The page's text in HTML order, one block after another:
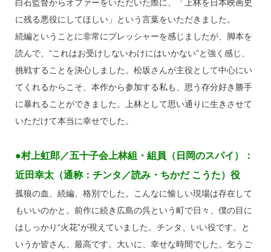
白石監督からオファーをいただいた際に、「上林を日本映画史
に残る悪役にしてほしい」という言葉をいただきました。
続編ということに非常にプレッシャーを感じましたが、脚本を
読んで、“これはお受けしないわけにはいかない”と強く感じ、
挑戦することを決心しました。松坂さんが主役として中心にい
てくれるからこそ、本作から参加する私も、思う存分好き勝手
に暴れることができました。上林として思い通りに生きさせて
いただけて本当に幸せでした。
●村上虹郎／五十子会上林組・組員（日岡のスパイ）：
近田幸太（通称：チンタ／読み・ちかだ こうた）役
孤狼の血、続編、格別でした。こんなに愉しい現場は存在して
もいいのかと。前作に続き広島の呉という町で日々、僕の目に
はしっかり“火花”が視えていました。チンタ、いい役です。と
いうか皆さん、最高です。大いに、幸せな時間でした。乞うご